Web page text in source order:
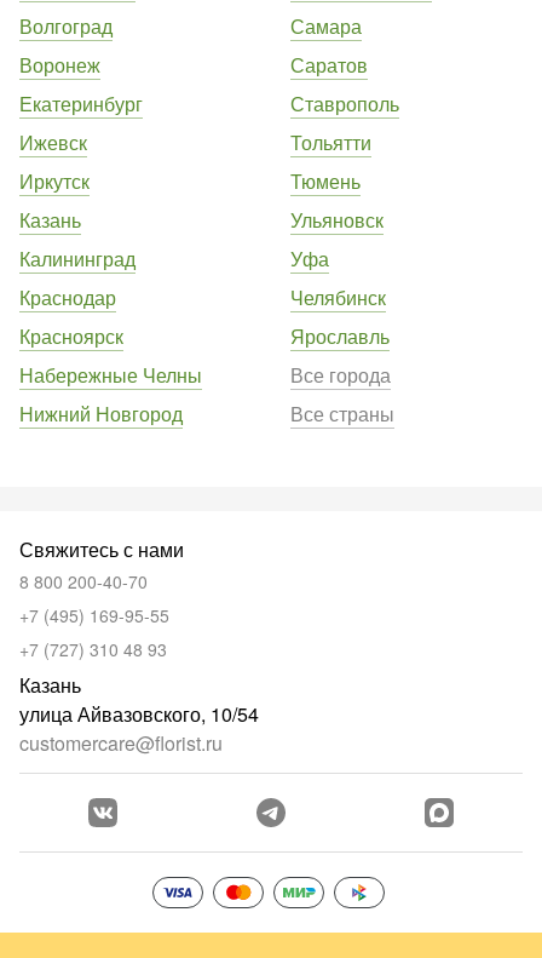
Волгоград
Воронеж
Екатеринбург
Ижевск
Иркутск
Казань
Калининград
Краснодар
Красноярск
Набережные Челны
Нижний Новгород
Самара
Саратов
Ставрополь
Тольятти
Тюмень
Ульяновск
Уфа
Челябинск
Ярославль
Все города
Все страны
Свяжитесь с нами
8 800 200-40-70
+7 (495) 169-95-55
+7 (727) 310 48 93
Казань
улица Айвазовского, 10/54
customercare@florist.ru